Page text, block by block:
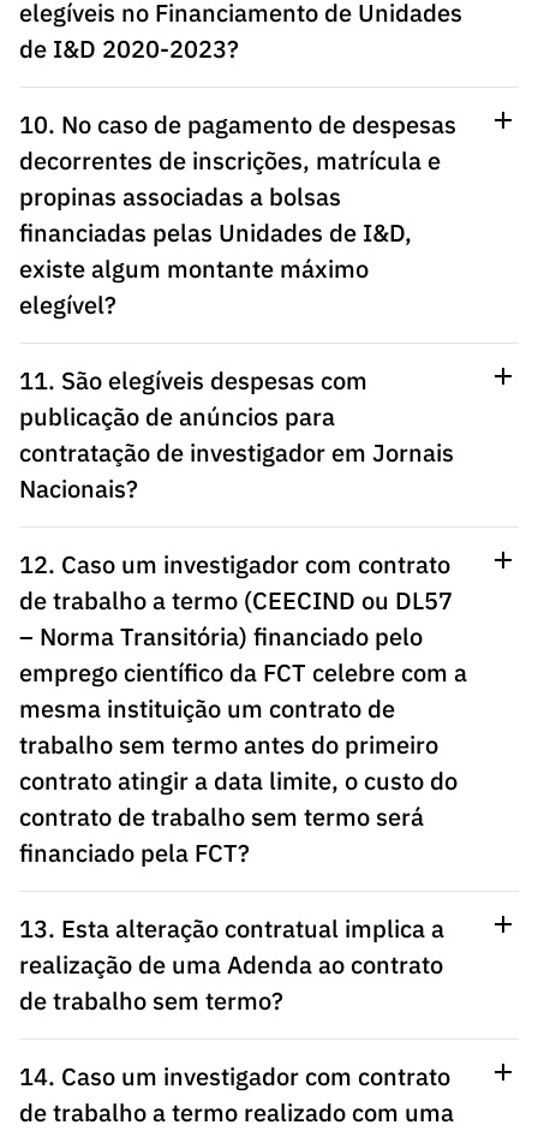
elegíveis no Financiamento de Unidades
de I&D 2020-2023?
10. No caso de pagamento de despesas
decorrentes de inscrições, matrícula e
propinas associadas a bolsas
financiadas pelas Unidades de I&D,
existe algum montante máximo
elegível?
11. São elegíveis despesas com
publicação de anúncios para
contratação de investigador em Jornais
Nacionais?
12. Caso um investigador com contrato
de trabalho a termo (CEECIND ou DL57
– Norma Transitória) financiado pelo
emprego científico da FCT celebre com a
mesma instituição um contrato de
trabalho sem termo antes do primeiro
contrato atingir a data limite, o custo do
contrato de trabalho sem termo será
financiado pela FCT?
13. Esta alteração contratual implica a
realização de uma Adenda ao contrato
de trabalho sem termo?
14. Caso um investigador com contrato
de trabalho a termo realizado com uma